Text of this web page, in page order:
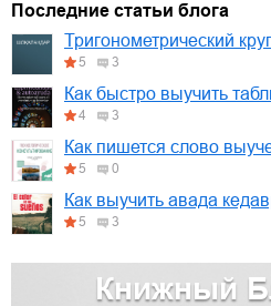
Книжный
Последние статьи блога
Тригонометрический
5 3
Как быстро выучить
4 3
Как пишется слово
5 0
Как выучить авада
5 3